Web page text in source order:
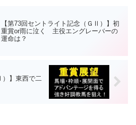
【第73回セントライト記念（ＧⅡ）】初
重賞or雨に泣く 主役エングレーバーの
運命は？
）】東西で二